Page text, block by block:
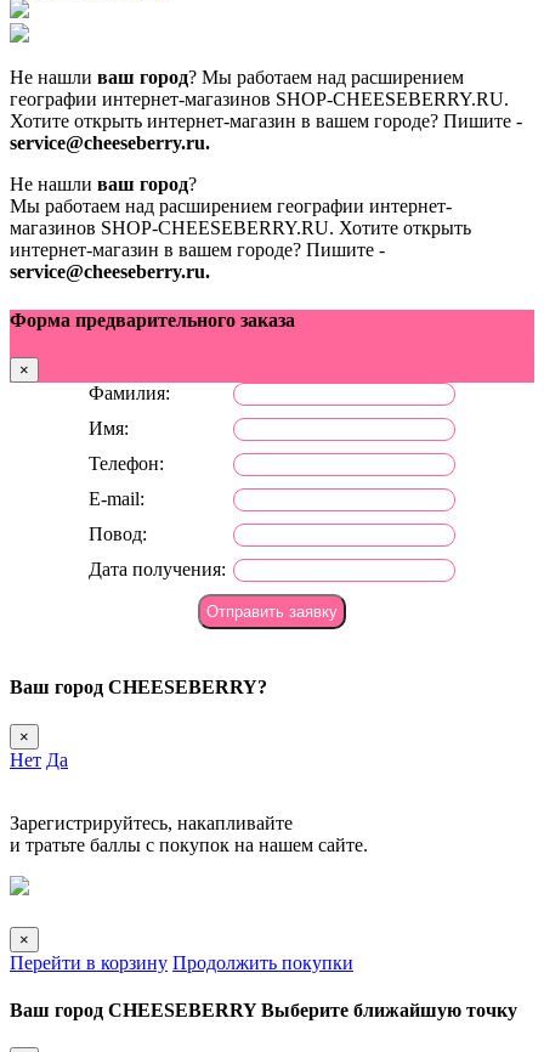
Не нашли ваш город? Мы работаем над расширением
географии интернет-магазинов SHOP-CHEESEBERRY.RU.
Хотите открыть интернет-магазин в вашем городе? Пишите -
service@cheeseberry.ru.
Не нашли ваш город?
Мы работаем над расширением географии интернет-
магазинов SHOP-CHEESEBERRY.RU. Хотите открыть
интернет-магазин в вашем городе? Пишите -
service@cheeseberry.ru.
Форма предварительного заказа
×
Фамилия:
Имя:
Телефон:
E-mail:
Повод:
Дата получения:
Ваш город CHEESEBERRY?
×
Нет Да
Зарегистрируйтесь, накапливайте
и тратьте баллы с покупок на нашем сайте.
×
Перейти в корзину Продолжить покупки
Ваш город CHEESEBERRYВыберите ближайшую точку